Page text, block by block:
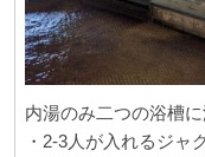
内湯のみ二つの浴槽
・2-3人が入れるジャ